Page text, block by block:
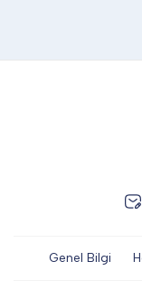
TERMOS
Genel Bilgi